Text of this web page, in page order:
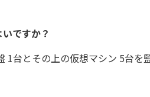
ですか？
台とその上の仮想マシン 5台